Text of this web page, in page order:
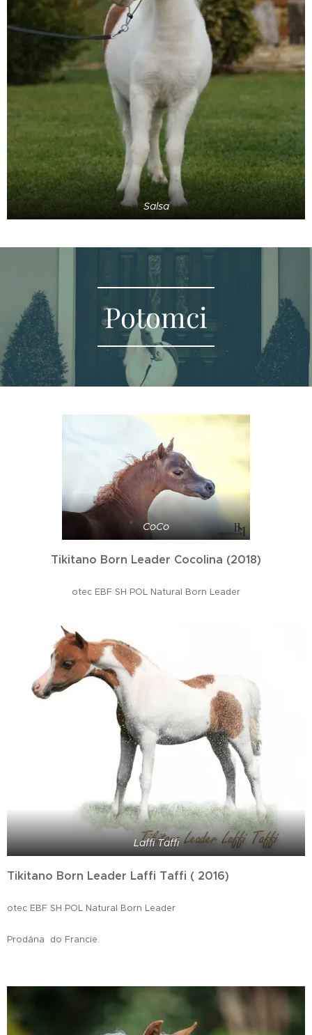
Salsa
Potomci
CoCo
Tikitano Born Leader Cocolina (2018)
otec EBF SH POL Natural Born Leader
Laffi Taffi
Tikitano Born Leader Laffi Taffi ( 2016)
otec EBF SH POL Natural Born Leader
Prodána do Francie.